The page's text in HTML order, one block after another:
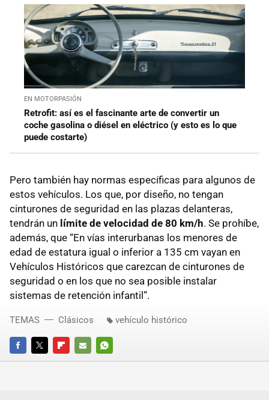
EN MOTORPASIÓN
Retrofit: así es el fascinante arte de convertir un
coche gasolina o diésel en eléctrico (y esto es lo que
puede costarte)
Pero también hay normas específicas para algunos de
estos vehículos. Los que, por diseño, no tengan
cinturones de seguridad en las plazas delanteras,
tendrán un límite de velocidad de 80 km/h. Se prohíbe,
además, que “En vías interurbanas los menores de
edad de estatura igual o inferior a 135 cm vayan en
Vehículos Históricos que carezcan de cinturones de
seguridad o en los que no sea posible instalar
sistemas de retención infantil”.
FACEBOOKTWITTERFLIPBOARD
E-
WHATSAPP
TEMAS Clásicos vehículo histórico